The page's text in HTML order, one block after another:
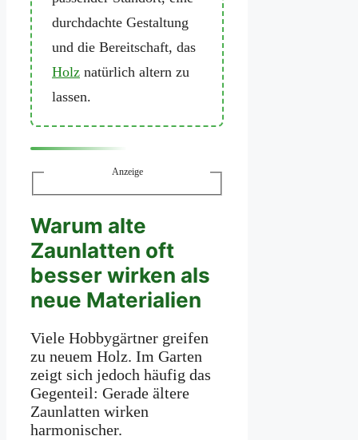
durchdachte Gestaltung
und die Bereitschaft, das
Holz natürlich altern zu
lassen.
Anzeige
Warum alte
Zaunlatten oft
besser wirken als
neue Materialien
Viele Hobbygärtner greifen
zu neuem Holz. Im Garten
zeigt sich jedoch häufig das
Gegenteil: Gerade ältere
Zaunlatten wirken
harmonischer.